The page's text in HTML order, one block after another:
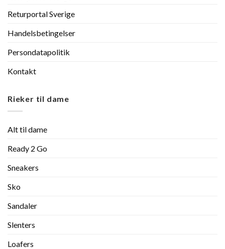
Returportal Sverige
Handelsbetingelser
Persondatapolitik
Kontakt
Rieker til dame
Alt til dame
Ready 2 Go
Sneakers
Sko
Sandaler
Slenters
Loafers